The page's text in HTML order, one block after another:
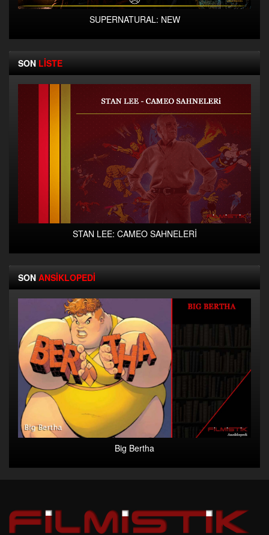
SUPERNATURAL: NEW
SON LİSTE
STAN LEE: CAMEO SAHNELERİ
SON ANSİKLOPEDİ
Big Bertha